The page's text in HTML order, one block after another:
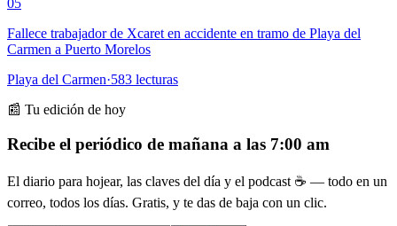
05
Fallece trabajador de Xcaret en accidente en tramo de Playa del
Carmen a Puerto Morelos
Playa del Carmen·583 lecturas
📰 Tu edición de hoy
Recibe el periódico de mañana a las 7:00 am
El diario para hojear, las claves del día y el podcast ☕ — todo en un
correo, todos los días. Gratis, y te das de baja con un clic.